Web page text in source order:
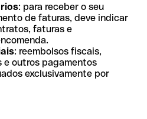
: para receber o seu
de faturas, deve indicar
faturas e
: reembolsos fiscais,
e outros pagamentos
exclusivamente por